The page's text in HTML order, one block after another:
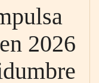
2026